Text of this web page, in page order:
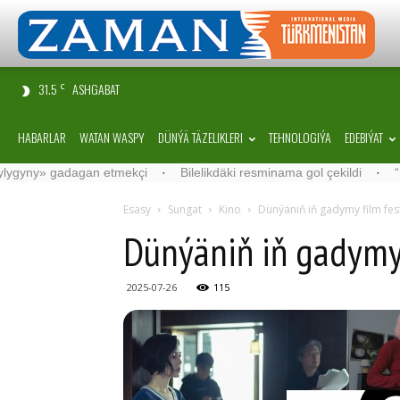
31.5 C ASHGABAT
HABARLAR WATAN WASPY DÜNÝÄ TÄZELIKLERI TEHNOLOGIÝA EDEBIÝAT
etmekçi · Bilelikdäki resminama gol çekildi · “Samarkand-
Esasy Sungat Kino Dünýäniň iň gadymy film
Dünýäniň iň
2025-07-26 115